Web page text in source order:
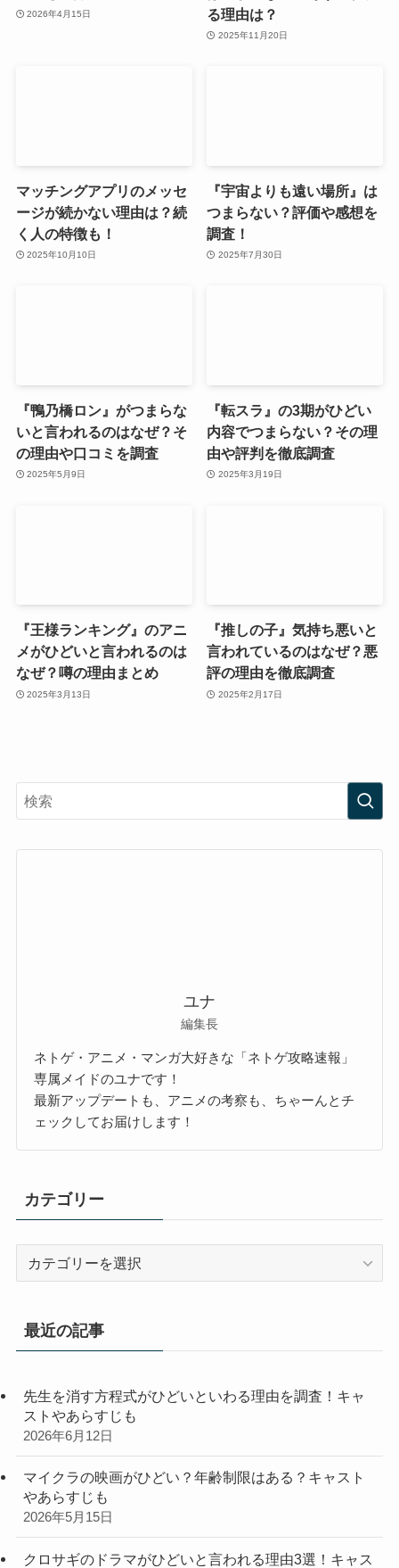
2026年4月15日
る理由は？
2025年11月20日
マッチングアプリのメッセ
ージが続かない理由は？続
く人の特徴も！
2025年10月10日
『宇宙よりも遠い場所』は
つまらない？評価や感想を
調査！
2025年7月30日
『鴨乃橋ロン』がつまらな
いと言われるのはなぜ？そ
の理由や口コミを調査
2025年5月9日
『転スラ』の3期がひどい
内容でつまらない？その理
由や評判を徹底調査
2025年3月19日
『王様ランキング』のアニ
メがひどいと言われるのは
なぜ？噂の理由まとめ
2025年3月13日
『推しの子』気持ち悪いと
言われているのはなぜ？悪
評の理由を徹底調査
2025年2月17日
ユナ
編集長
ネトゲ・アニメ・マンガ大好きな「ネトゲ攻略速報」
専属メイドのユナです！
最新アップデートも、アニメの考察も、ちゃーんとチ
ェックしてお届けします！
カテゴリー
リ
最近の記事
先生を消す方程式がひどいといわる理由を調査！キャ
ストやあらすじも
2026年6月12日
マイクラの映画がひどい？年齢制限はある？キャスト
やあらすじも
2026年5月15日
クロサギのドラマがひどいと言われる理由3選！キャス